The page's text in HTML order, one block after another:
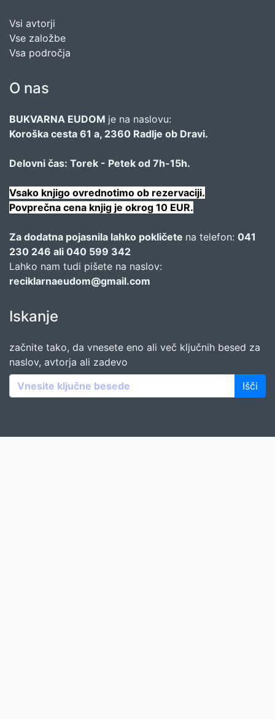
Vsi avtorji
Vse založbe
Vsa področja
O nas
BUKVARNA EUDOM je na naslovu:
Koroška cesta 61 a, 2360 Radlje ob Dravi.
Delovni čas: Torek - Petek od 7h-15h.
Vsako knjigo ovrednotimo ob rezervaciji.
Povprečna cena knjig je okrog 10 EUR.
Za dodatna pojasnila lahko pokličete na telefon: 041
230 246 ali 040 599 342
Lahko nam tudi pišete na naslov:
reciklarnaeudom@gmail.com
Iskanje
začnite tako, da vnesete eno ali več ključnih besed za
naslov, avtorja ali zadevo
Išči